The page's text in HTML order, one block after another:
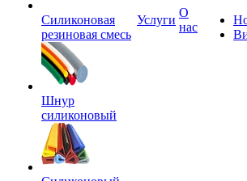
Силиконовая
резиновая смесь
Шнур
силиконовый
Услуги
О
нас